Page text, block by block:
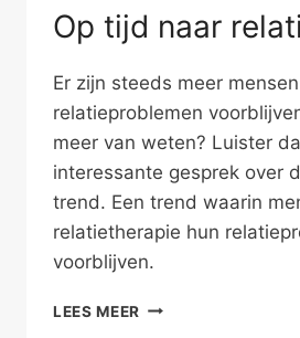
Op tijd naar
Er zijn steeds meer
relatieproblemen
meer van weten? Luister
interessante gesprek over
trend. Een trend waarin
relatietherapie hun
voorblijven.
LEES MEER OP